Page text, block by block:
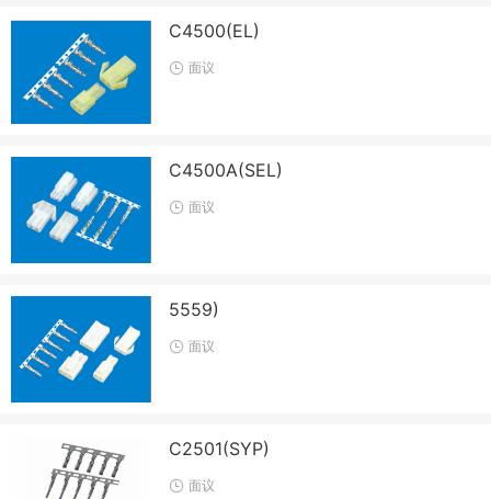
C4500(EL)
面议
C4500A(SEL)
面议
5559)
面议
C2501(SYP)
面议